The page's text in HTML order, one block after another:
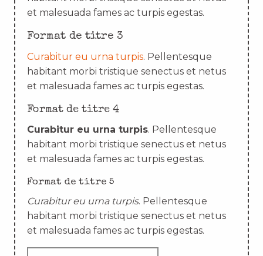
et malesuada fames ac turpis egestas.
Format de titre 3
Curabitur eu urna turpis. Pellentesque
habitant morbi tristique senectus et netus
et malesuada fames ac turpis egestas.
Format de titre 4
Curabitur eu urna turpis. Pellentesque
habitant morbi tristique senectus et netus
et malesuada fames ac turpis egestas.
Format de titre 5
Curabitur eu urna turpis. Pellentesque
habitant morbi tristique senectus et netus
et malesuada fames ac turpis egestas.